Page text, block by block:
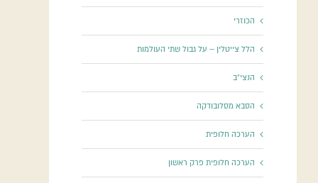
הכוזרי
הלל צייטלין – על גבול שתי העולמות
הנצי"ב
הסבא מסלובודקה
הערכה חלופית
הערכה חלופית פרק ראשון